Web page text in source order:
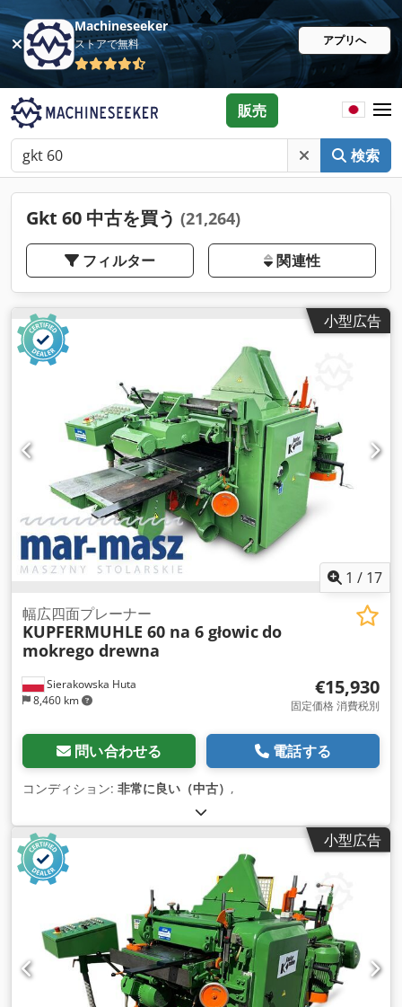
Machineseeker
ストアで無料 アプリへ
検索
販売
Gkt 60 中古を買う (21,264)
フィルター 関連性
小型広告
1 / 17
Sierakowska Huta
8,460 km
幅広四面プレーナー
KUPFERMUHLE 60 na 6 głowicdo
mokrego drewna
€15,930
固定価格 消費税別
問い合わせる 電話する
コンディション: 非常に良い（中古） ,
小型広告